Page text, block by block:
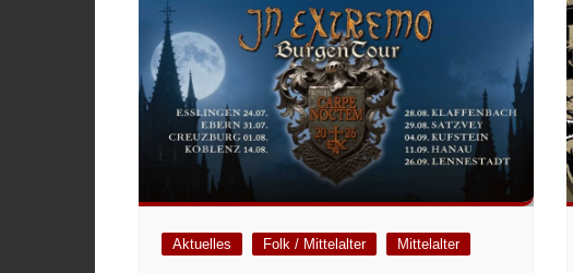
Aktuelles Folk / Mittelalter Mittelalter